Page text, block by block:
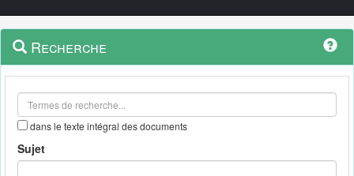
Navigation
outils
Menu
contextuel
Recherche
dans le texte intégral des documents
Sujet